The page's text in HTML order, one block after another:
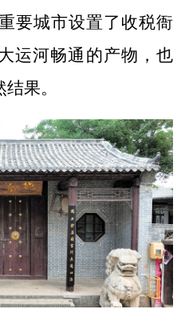
要城市设置了收税衙
运河畅通的产物，也
果。